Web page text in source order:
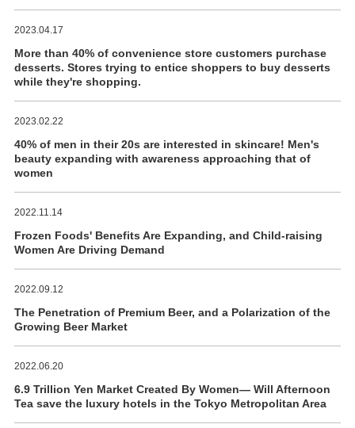
2023.04.17
More than 40% of convenience store customers purchase
desserts. Stores trying to entice shoppers to buy desserts
while they're shopping.
2023.02.22
40% of men in their 20s are interested in skincare! Men's
beauty expanding with awareness approaching that of
women
2022.11.14
Frozen Foods' Benefits Are Expanding, and Child-raising
Women Are Driving Demand
2022.09.12
The Penetration of Premium Beer, and a Polarization of the
Growing Beer Market
2022.06.20
6.9 Trillion Yen Market Created By Women― Will Afternoon
Tea save the luxury hotels in the Tokyo Metropolitan Area